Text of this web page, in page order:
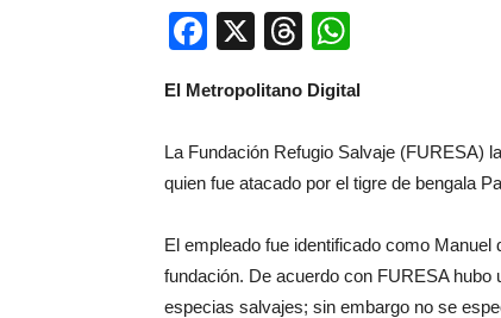
Facebook
X Threads
El Metropolitano Digital
La Fundación Refugio Salvaje (FURESA)
quien fue atacado por el tigre de bengala
El empleado fue identificado como
fundación. De acuerdo con FURESA hubo
especias salvajes; sin embargo no se